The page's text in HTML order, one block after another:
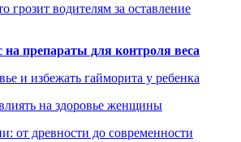
грозит водителям за оставление
на препараты для контроля веса
и избежать гайморита у ребенка
на здоровье женщины
от древности до современности